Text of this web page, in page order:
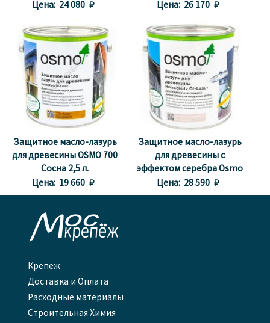
Цена: 24 080  Цена: 26 170 
Защитное масло-лазурь
для древесины OSMO 700
Сосна 2,5 л.
Цена: 19 660 
Защитное масло-лазурь
для древесины с
эффектом серебра Osmo
1140 Агат серебро 2,5 л.
Цена: 28 590 

Крепеж
Доставка и Оплата
Расходные материалы
Строительная Химия